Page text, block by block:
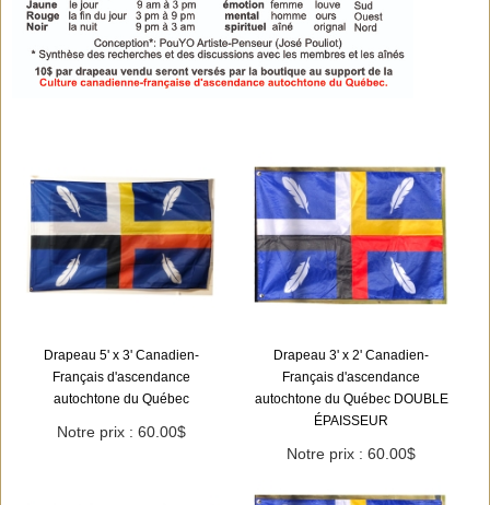
Drapeau 5' x 3' Canadien-
Français d'ascendance
autochtone du Québec
Notre prix : 60.00$
Drapeau 3' x 2' Canadien-
Français d'ascendance
autochtone du Québec DOUBLE
ÉPAISSEUR
Notre prix : 60.00$